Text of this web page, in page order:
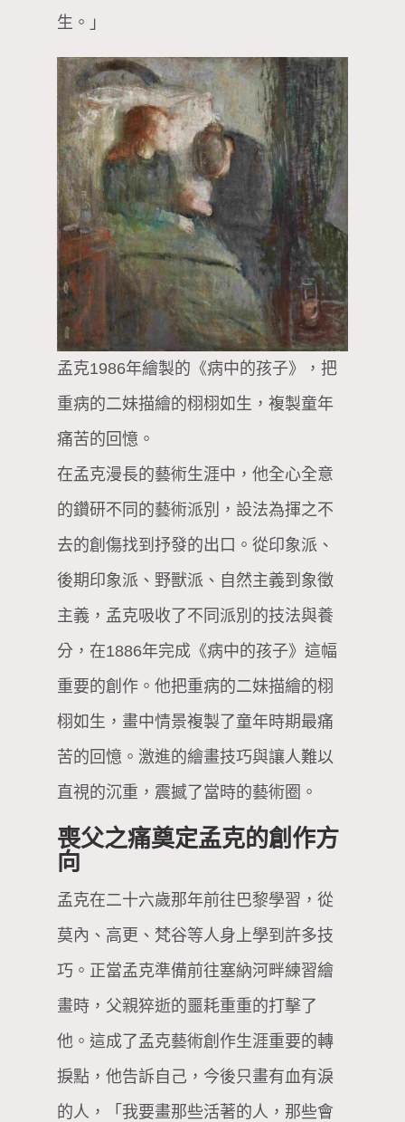
生。」
孟克1986年繪製的《病中的孩子》，把
重病的二妹描繪的栩栩如生，複製童年
痛苦的回憶。
在孟克漫長的藝術生涯中，他全心全意
的鑽研不同的藝術派別，設法為揮之不
去的創傷找到抒發的出口。從印象派、
後期印象派、野獸派、自然主義到象徵
主義，孟克吸收了不同派別的技法與養
分，在1886年完成《病中的孩子》這幅
重要的創作。他把重病的二妹描繪的栩
栩如生，畫中情景複製了童年時期最痛
苦的回憶。激進的繪畫技巧與讓人難以
直視的沉重，震撼了當時的藝術圈。
喪父之痛奠定孟克的創作方
向
孟克在二十六歲那年前往巴黎學習，從
莫內、高更、梵谷等人身上學到許多技
巧。正當孟克準備前往塞納河畔練習繪
畫時，父親猝逝的噩耗重重的打擊了
他。這成了孟克藝術創作生涯重要的轉
捩點，他告訴自己，今後只畫有血有淚
的人，「我要畫那些活著的人，那些會